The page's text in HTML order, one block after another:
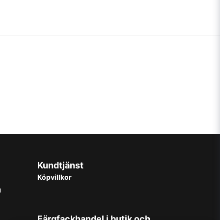
Kundtjänst
Köpvillkor